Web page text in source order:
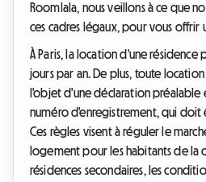
Roomlala, nous veillons à ce que
ces cadres légaux, pour vous offrir
À Paris, la location d'une résidence
jours par an. De plus, toute
l'objet d'une déclaration préalable
numéro d'enregistrement, qui doit
Ces règles visent à réguler le
logement pour les habitants de la
résidences secondaires, les